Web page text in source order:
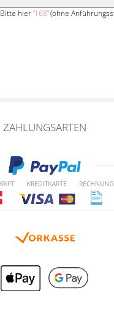
Bitte hier '168' (ohne
ZAHLUNGSARTEN